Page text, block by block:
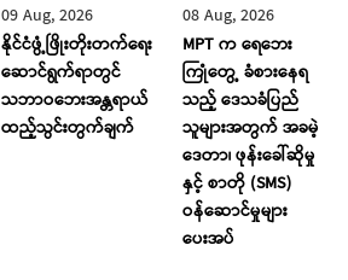
09 Aug, 2026
နိုင်ငံဖွံ့ဖြိုးတိုးတက်ရေး
ဆောင်ရွက်ရာတွင်
သဘာဝဘေးအန္တရာယ်
ထည့်သွင်းတွက်ချက်
08 Aug, 2026
MPT က ရေဘေး
ကြုံတွေ့ ခံစားနေရ
သည့် ဒေသခံပြည်
သူများအတွက် အခမဲ့
ဒေတာ၊ ဖုန်းခေါ်ဆိုမှု
နှင့် စာတို (SMS)
ဝန်ဆောင်မှုများ
ပေးအပ်